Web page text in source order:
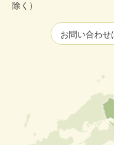
除く）
お問い合わせ